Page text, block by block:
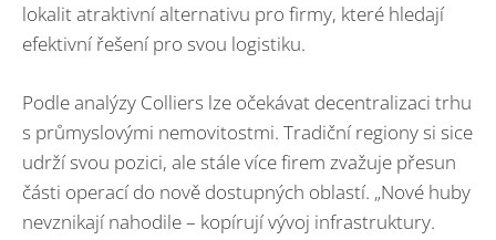
lokalit atraktivní alternativu pro firmy, které hledají
efektivní řešení pro svou logistiku.
Podle analýzy Colliers lze očekávat decentralizaci trhu
s průmyslovými nemovitostmi. Tradiční regiony si sice
udrží svou pozici, ale stále více firem zvažuje přesun
části operací do nově dostupných oblastí. „Nové huby
nevznikají nahodile – kopírují vývoj infrastruktury.